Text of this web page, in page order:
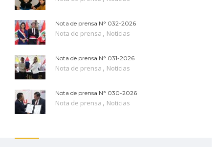
Nota de prensa N° 032-2026
Nota de prensa , Noticias
Nota de prensa N° 031-2026
Nota de prensa , Noticias
Nota de prensa N° 030-2026
Nota de prensa , Noticias